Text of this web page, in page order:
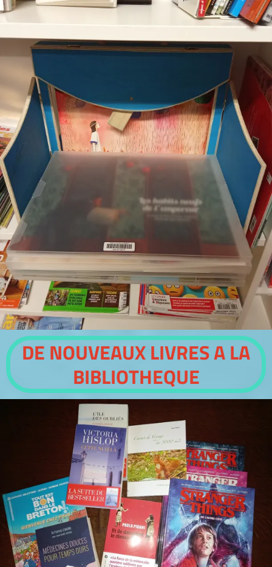
DE NOUVEAUX LIVRES A LA
BIBLIOTHEQUE